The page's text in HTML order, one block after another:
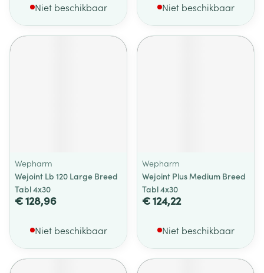
Niet beschikbaar Niet beschikbaar
Wepharm
Wejoint Lb 120 Large Breed
Tabl 4x30
€ 128,96
Niet beschikbaar
Wepharm
Wejoint Plus Medium Breed
Tabl 4x30
€ 124,22
Niet beschikbaar